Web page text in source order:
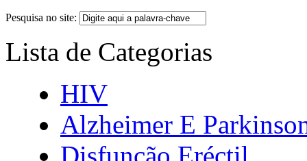
Pesquisa no site:
Lista de Categorias
HIV
Alzheimer E
Disfunção Eréctil